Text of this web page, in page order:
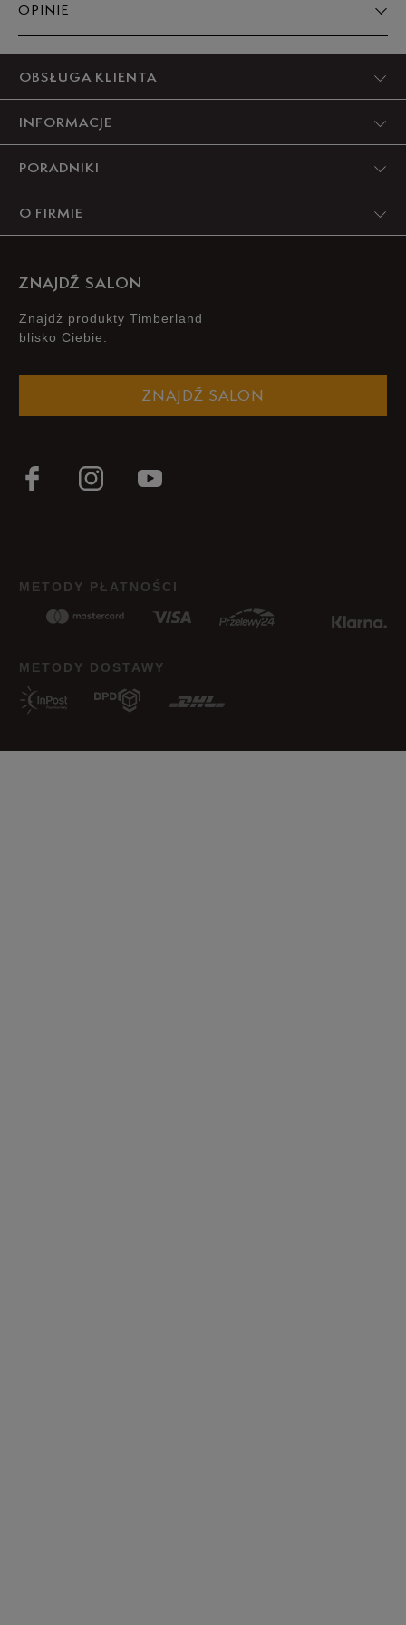
OPINIE
OBSŁUGA KLIENTA
INFORMACJE
PORADNIKI
O FIRMIE
ZNAJDŹ SALON
Znajdż produkty Timberland
blisko Ciebie.
ZNAJDŹ SALON
METODY PŁATNOŚCI
METODY DOSTAWY